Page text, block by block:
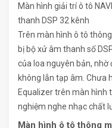
Màn hình giải trí ô tô
thanh DSP 32 kênh
Trên màn hình ô tô
bị bộ xử âm thanh số
của loa nguyên bản,
không lẫn tạp âm. Chưa
Equalizer trên màn hình
nghiệm nghe nhạc chất
Màn hình ô tô thông